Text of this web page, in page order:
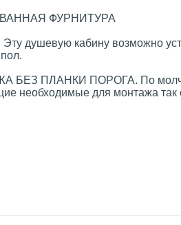
ФУРНИТУРА
кабину возможно
ПЛАНКИ ПОРОГА. По
необходимые для монтажа так